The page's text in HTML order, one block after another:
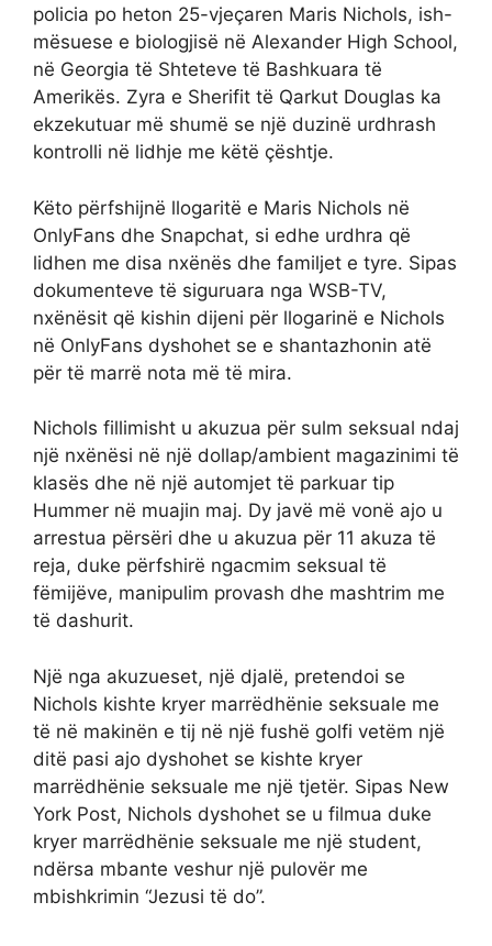
policia po heton 25-vjeçaren Maris Nichols, ish-
mësuese e biologjisë në Alexander High School,
në Georgia të Shteteve të Bashkuara të
Amerikës. Zyra e Sherifit të Qarkut Douglas ka
ekzekutuar më shumë se një duzinë urdhrash
kontrolli në lidhje me këtë çështje.
Këto përfshijnë llogaritë e Maris Nichols në
OnlyFans dhe Snapchat, si edhe urdhra që
lidhen me disa nxënës dhe familjet e tyre. Sipas
dokumenteve të siguruara nga WSB-TV,
nxënësit që kishin dijeni për llogarinë e Nichols
në OnlyFans dyshohet se e shantazhonin atë
për të marrë nota më të mira.
Nichols fillimisht u akuzua për sulm seksual ndaj
një nxënësi në një dollap/ambient magazinimi të
klasës dhe në një automjet të parkuar tip
Hummer në muajin maj. Dy javë më vonë ajo u
arrestua përsëri dhe u akuzua për 11 akuza të
reja, duke përfshirë ngacmim seksual të
fëmijëve, manipulim provash dhe mashtrim me
të dashurit.
Një nga akuzueset, një djalë, pretendoi se
Nichols kishte kryer marrëdhënie seksuale me
të në makinën e tij në një fushë golfi vetëm një
ditë pasi ajo dyshohet se kishte kryer
marrëdhënie seksuale me një tjetër. Sipas New
York Post, Nichols dyshohet se u filmua duke
kryer marrëdhënie seksuale me një student,
ndërsa mbante veshur një pulovër me
mbishkrimin “Jezusi të do”.